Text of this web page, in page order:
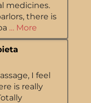
medicines.
there is
… More
I feel
is really